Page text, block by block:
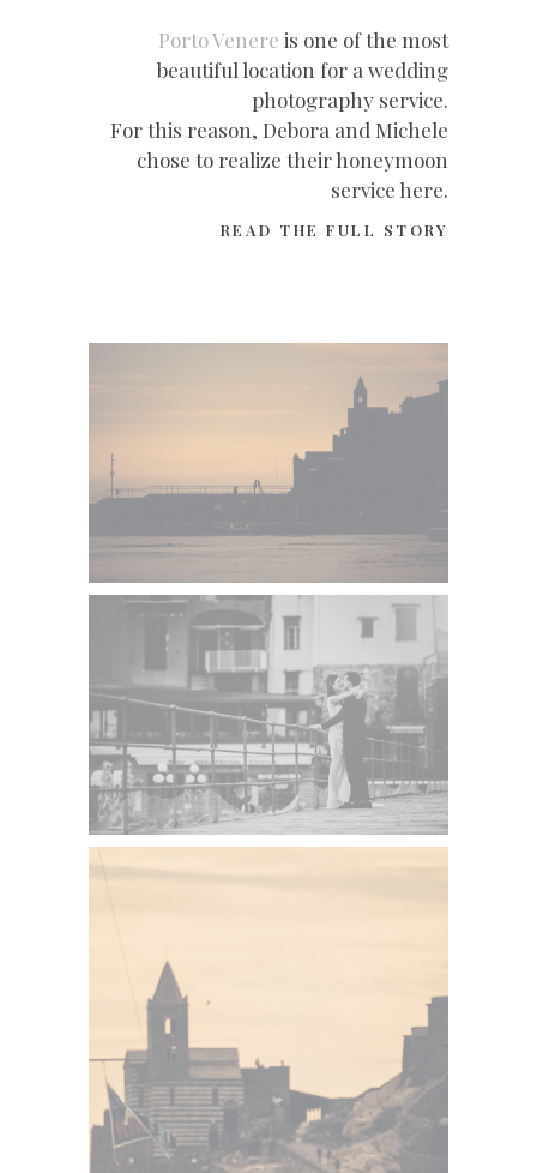
Porto Venere is one of the most
beautiful location for a wedding
photography service.
For this reason, Debora and Michele
chose to realize their honeymoon
service here.
READ THE FULL STORY